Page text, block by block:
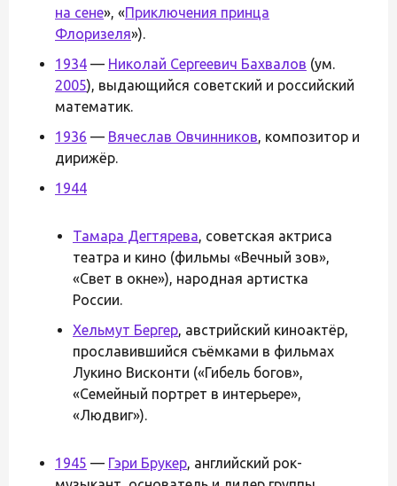
на сене», «Приключения принца
Флоризеля»).
1934 — Николай Сергеевич Бахвалов (ум.
2005), выдающийся советский и российский
математик.
1936 — Вячеслав Овчинников, композитор и
дирижёр.
1944
Тамара Дегтярева, советская актриса
театра и кино (фильмы «Вечный зов»,
«Свет в окне»), народная артистка
России.
Хельмут Бергер, австрийский киноактёр,
прославившийся съёмками в фильмах
Лукино Висконти («Гибель богов»,
«Семейный портрет в интерьере»,
«Людвиг»).
1945 — Гэри Брукер, английский рок-